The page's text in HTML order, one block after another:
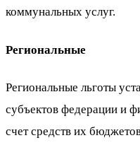
коммунальных услуг.
Региональные
Региональные льготы
субъектов федерации и
счет средств их